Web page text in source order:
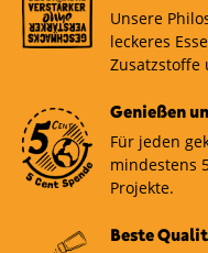
Unsere
leckeres
Zusatzstoffe
Genießen
Für jeden
mindestens
Projekte.
Beste